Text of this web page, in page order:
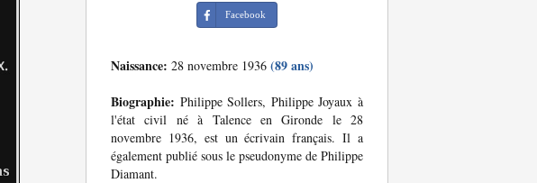
Facebook
Naissance: 28 novembre 1936 (89 ans)
Biographie: Philippe Sollers, Philippe Joyaux à
l'état civil né à Talence en Gironde le 28
novembre 1936, est un écrivain français. Il a
également publié sous le pseudonyme de Philippe
Diamant.